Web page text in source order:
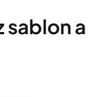
sablon a